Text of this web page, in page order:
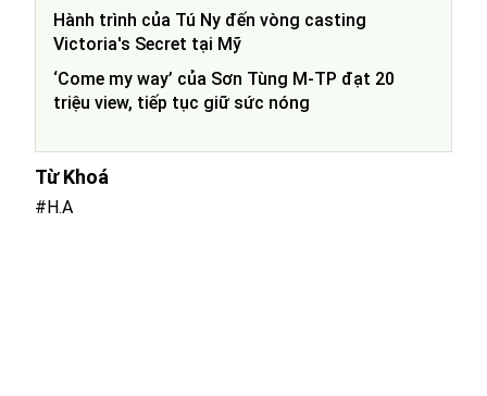
Hành trình của Tú Ny đến vòng casting
Victoria's Secret tại Mỹ
‘Come my way’ của Sơn Tùng M-TP đạt 20
triệu view, tiếp tục giữ sức nóng
Từ Khoá
#H.A